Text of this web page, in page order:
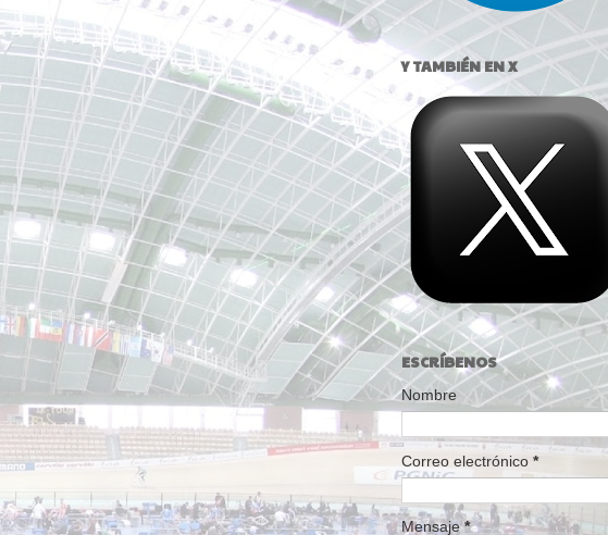
Y TAMBIÉN EN X
ESCRÍBENOS
Nombre
Correo electrónico *
Mensaje*